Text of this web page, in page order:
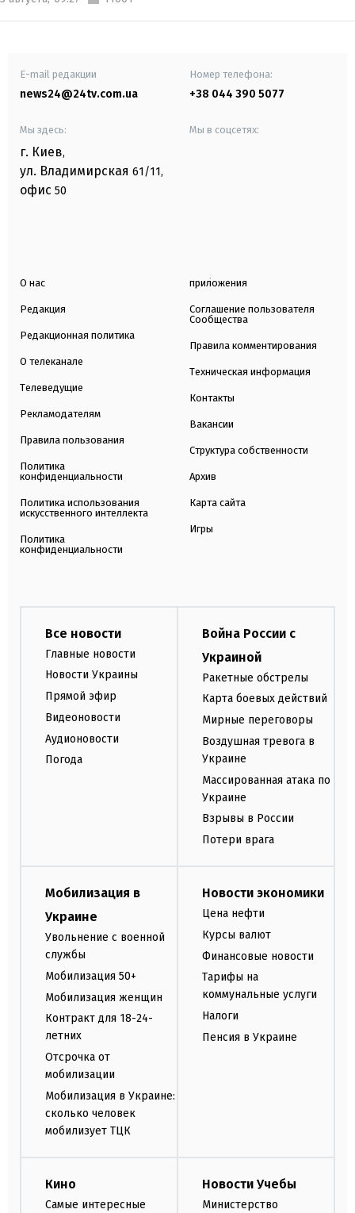
E-mail редакции
news24@24tv.com.ua
Номер телефона:
+38 044 390 5077
Мы здесь:
г. Киев,
ул. Владимирская 61/11,
офис 50
Мы в соцсетях:
О нас
Редакция
Редакционная политика
О телеканале
Телеведущие
Рекламодателям
Правила пользования
Политика
конфиденциальности
Политика использования
искусственного интеллекта
Политика
конфиденциальности
приложения
Соглашение пользователя
Сообщества
Правила комментирования
Техническая информация
Контакты
Вакансии
Структура собственности
Архив
Карта сайта
Игры
Все новости
Главные новости
Новости Украины
Прямой эфир
Видеоновости
Аудионовости
Погода
Война России с
Украиной
Ракетные обстрелы
Карта боевых действий
Мирные переговоры
Воздушная тревога в
Украине
Массированная атака по
Украине
Взрывы в России
Потери врага
Мобилизация в
Украине
Увольнение с военной
службы
Мобилизация 50+
Мобилизация женщин
Контракт для 18-24-
летних
Отсрочка от
мобилизации
Мобилизация в Украине:
сколько человек
мобилизует ТЦК
Новости экономики
Цена нефти
Курсы валют
Финансовые новости
Тарифы на
коммунальные услуги
Налоги
Пенсия в Украине
Кино
Самые интересные
Новости Учебы
Министерство